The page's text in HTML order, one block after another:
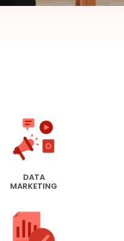
DATA
MARKETING